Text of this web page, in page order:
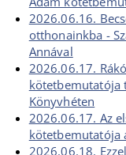
2026.06.16.
otthonainkba -
Annával
2026.06.17.
kötetbemutatója
Könyvhéten
2026.06.17. Az
kötetbemutatója
2026.06.18.